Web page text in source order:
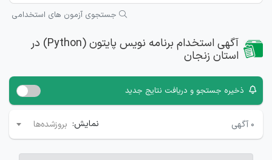
جستجوی آزمون های استخدامی
آگهی استخدام برنامه نویس پایتون (Python) در
استان زنجان
ذخیره جستجو و دریافت نتایج جدید
۰ آگهی نمایش: بروزشده‌ها